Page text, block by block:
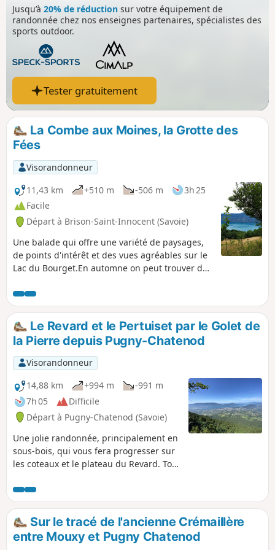
Jusqu’à 20% de réduction sur votre équipement de
randonnée chez nos enseignes partenaires, spécialistes des
sports outdoor.
Tester gratuitement
La Combe aux Moines, la Grotte des
Fées
Visorandonneur
11,43 km
+510 m -506 m
3h 25
Facile
Départ à Brison-Saint-Innocent (Savoie)
Une balade qui offre une variété de paysages,
de points d'intérêt et des vues agréables sur le
Lac du Bourget.En automne on peut trouver des
Départ de la randonnée modifiée.
Le Revard et le Pertuiset par le Golet de
la Pierre depuis Pugny-Chatenod
Visorandonneur
14,88 km
+994 m
-991 m
7h 05
Difficile
Départ à Pugny-Chatenod (Savoie)
Une jolie randonnée, principalement en
sous-bois, qui vous fera progresser sur
les coteaux et le plateau du Revard. Tout
belles perspectives sur le bassin d'Aix-
les-Bains et le Lac du Bourget. Le
Chemin du Golet de la Pierre, l'itinéraire
le plus direct pour accéder au Mont
Revard, peut-être exigeant avec un
Sur le tracé de l'ancienne Crémaillère
entre Mouxy et Pugny Chatenod